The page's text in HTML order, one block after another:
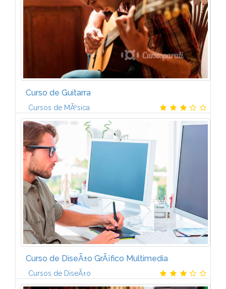
Curso de Guitarra
Cursos de MÃºsica
Aprender a tocar la guitarra: DiviÃ©rtete aprendiendo
una profesiÃ³nCon este Curso de Guitarra adquirirÃ¡s
conocimientos que enriquecerÃ¡n tu vida privada y
que, si lo deseas, te...
Curso de DiseÃ±o GrÃ¡fico Multimedia
Cursos de DiseÃ±o